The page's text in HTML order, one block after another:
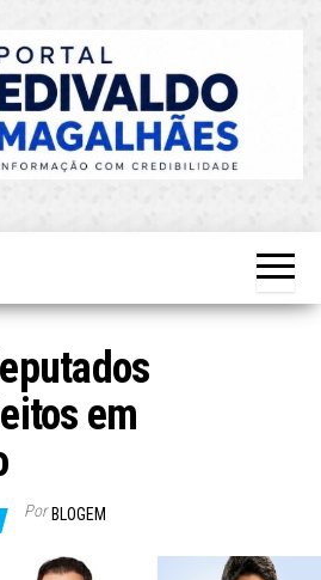
Atualizado!
em
Por BLOGEM